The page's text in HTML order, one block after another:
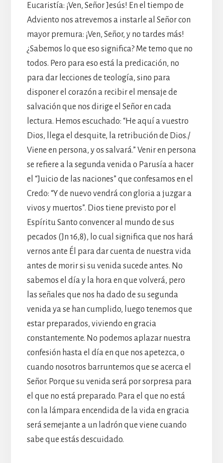
Eucaristía: ¡Ven, Señor Jesús! En el tiempo de
Adviento nos atrevemos a instarle al Señor con
mayor premura: ¡Ven, Señor, y no tardes más!
¿Sabemos lo que eso significa? Me temo que no
todos. Pero para eso está la predicación, no
para dar lecciones de teología, sino para
disponer el corazón a recibir el mensaje de
salvación que nos dirige el Señor en cada
lectura. Hemos escuchado: “He aquí a vuestro
Dios, llega el desquite, la retribución de Dios./
Viene en persona, y os salvará.” Venir en persona
se refiere a la segunda venida o Parusía a hacer
el “Juicio de las naciones” que confesamos en el
Credo: “Y de nuevo vendrá con gloria a juzgar a
vivos y muertos”. Dios tiene previsto por el
Espíritu Santo convencer al mundo de sus
pecados (Jn 16,8), lo cual significa que nos hará
vernos ante Él para dar cuenta de nuestra vida
antes de morir si su venida sucede antes. No
sabemos el día y la hora en que volverá, pero
las señales que nos ha dado de su segunda
venida ya se han cumplido, luego tenemos que
estar preparados, viviendo en gracia
constantemente. No podemos aplazar nuestra
confesión hasta el día en que nos apetezca, o
cuando nosotros barruntemos que se acerca el
Señor. Porque su venida será por sorpresa para
el que no está preparado. Para el que no está
con la lámpara encendida de la vida en gracia
será semejante a un ladrón que viene cuando
sabe que estás descuidado.